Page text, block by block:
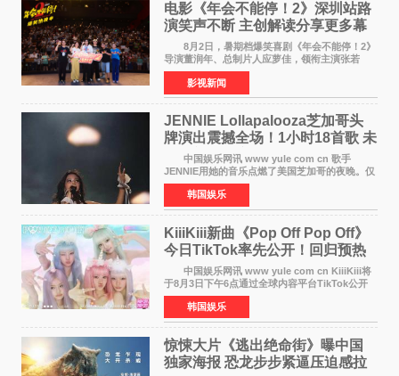
电影《年会不能停！2》深圳站路
演笑声不断 主创解读分享更多幕
后创作
8月2日，暑期档爆笑喜剧《年会不能停！2》
导演董润年、总制片人应萝佳，领衔主演张若
昀、白客，主演酷酷的滕出席深圳路演，与观众
近距离趣味互动，畅聊创作细节与名场面，一路
笑声不断。影片讲
影视新闻
JENNIE Lollapalooza芝加哥头
牌演出震撼全场！1小时18首歌 未
发行新曲首度公开
中国娱乐网讯 www yule com cn 歌手
JENNIE用她的音乐点燃了美国芝加哥的夜晚。仅
需1小时，就足以证明K-pop女性solo艺人首次登
上Lollapalooza这一头衔的分量。她向世人展示
了为何自己能作为世
韩国娱乐
KiiiKiii新曲《Pop Off Pop Off》
今日TikTok率先公开！回归预热
全面启动
中国娱乐网讯 www yule com cn KiiiKiii将
于8月3日下午6点通过全球内容平台TikTok公开
将于10日发行的迷你三辑《WhyKiiiKiii》主打歌
〈Pop Off Pop Off〉的挑战视频，率先公开部分
音源和亮
韩国娱乐
惊悚大片《逃出绝命街》曝中国
独家海报 恐龙步步紧逼压迫感拉